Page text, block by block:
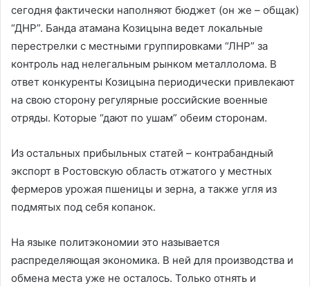
сегодня фактически наполняют бюджет (он же – общак)
“ДНР”. Банда атамана Козицына ведет локальные
перестрелки с местными группировками “ЛНР” за
контроль над нелегальным рынком металлолома. В
ответ конкуренты Козицына периодически привлекают
на свою сторону регулярные российские военные
отряды. Которые “дают по ушам” обеим сторонам.
Из остальных прибыльных статей – контрабандный
экспорт в Ростовскую область отжатого у местных
фермеров урожая пшеницы и зерна, а также угля из
подмятых под себя копанок.
На языке политэкономии это называется
распределяющая экономика. В ней для производства и
обмена места уже не осталось. Только отнять и